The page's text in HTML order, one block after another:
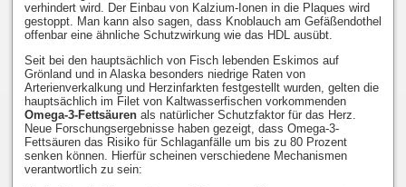
verhindert wird. Der Einbau von Kalzium-Ionen in die Plaques wird
gestoppt. Man kann also sagen, dass Knoblauch am Gefäßendothel
offenbar eine ähnliche Schutzwirkung wie das HDL ausübt.
Seit bei den hauptsächlich von Fisch lebenden Eskimos auf
Grönland und in Alaska besonders niedrige Raten von
Arterienverkalkung und Herzinfarkten festgestellt wurden, gelten die
hauptsächlich im Filet von Kaltwasserfischen vorkommenden
Omega-3-Fettsäurenals natürlicher Schutzfaktor für das Herz.
Neue Forschungsergebnisse haben gezeigt, dass Omega-3-
Fettsäuren das Risiko für Schlaganfälle um bis zu 80 Prozent
senken können. Hierfür scheinen verschiedene Mechanismen
verantwortlich zu sein: